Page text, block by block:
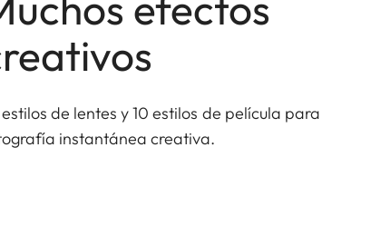
estilos de lentes y 10 estilos de película para
instantánea creativa.